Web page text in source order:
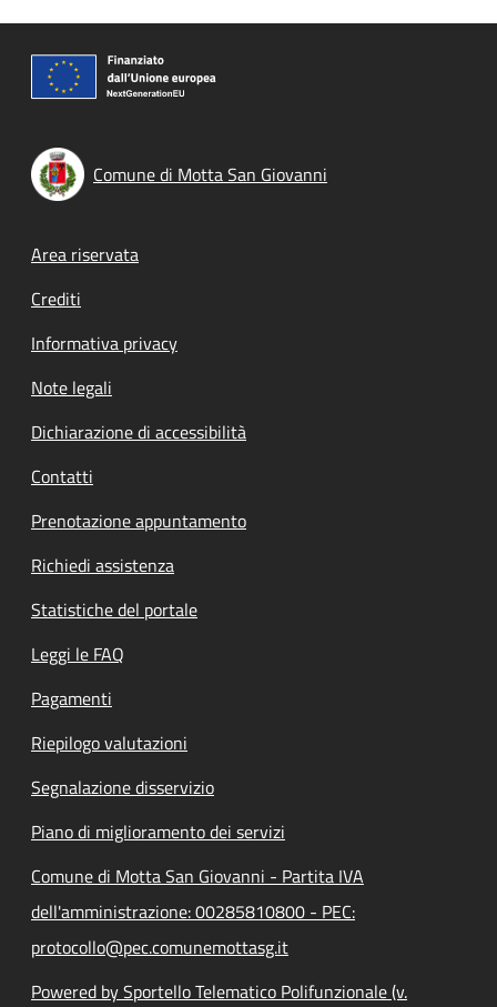
Comune di Motta San Giovanni
Footer menu
Area riservata
Crediti
Informativa privacy
Note legali
Dichiarazione di accessibilità
Contatti
Prenotazione appuntamento
Richiedi assistenza
Statistiche del portale
Leggi le FAQ
Pagamenti
Riepilogo valutazioni
Segnalazione disservizio
Piano di miglioramento dei servizi
Comune di Motta San Giovanni - Partita IVA
dell'amministrazione: 00285810800 - PEC:
protocollo@pec.comunemottasg.it
Powered by Sportello Telematico Polifunzionale (v.